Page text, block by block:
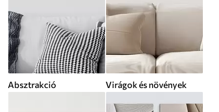
Absztrakció Virágok és növények